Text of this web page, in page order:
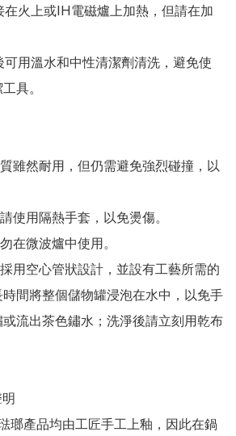
火上或IH電磁爐上加熱，但請在加
用溫水和中性清潔劑清洗，避免使
具。
雖然耐用，但仍需避免強烈碰撞，以
使用隔熱手套，以免燙傷。
在微波爐中使用。
用空心管狀設計，並設有工藝所需的
間將整個儲物罐浸泡在水中，以免手
流出茶色鏽水；洗淨後請立刻用乾布